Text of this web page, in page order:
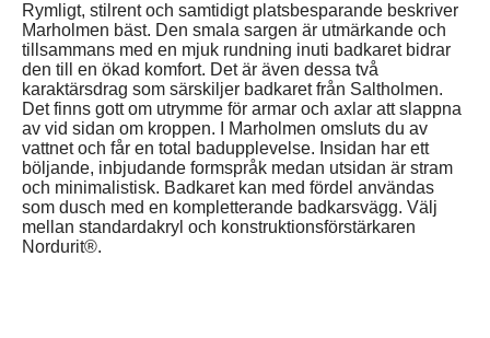
Rymligt, stilrent och samtidigt platsbesparande beskriver
Marholmen bäst. Den smala sargen är utmärkande och
tillsammans med en mjuk rundning inuti badkaret bidrar
den till en ökad komfort. Det är även dessa två
karaktärsdrag som särskiljer badkaret från Saltholmen.
Det finns gott om utrymme för armar och axlar att slappna
av vid sidan om kroppen. I Marholmen omsluts du av
vattnet och får en total bad­upplevelse. Insidan har ett
böljande, inbjudande formspråk medan utsidan är stram
och minimalistisk. Badkaret kan med fördel användas
som dusch med en kompletterande badkarsvägg. Välj
mellan standard­akryl och konstruktionsförstärkaren
Nordurit®.